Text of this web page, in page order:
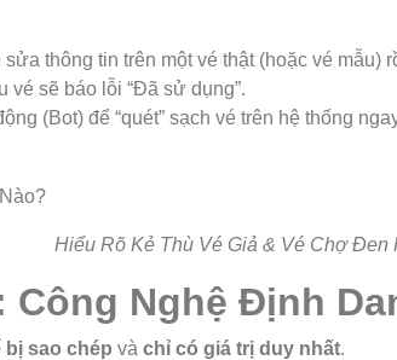
thông tin trên một vé thật (hoặc vé mẫu)
sẽ báo lỗi “Đã sử dụng”.
(Bot) để “quét” sạch vé trên hệ thống
Hiểu Rõ Kẻ Thù Vé Giả & Vé Chợ Đen
Công Nghệ Định
bị sao chép và chỉ có giá trị duy nhất.